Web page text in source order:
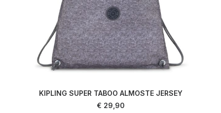
KIPLING SUPER TABOO ALMOSTE JERSEY
€ 29,90